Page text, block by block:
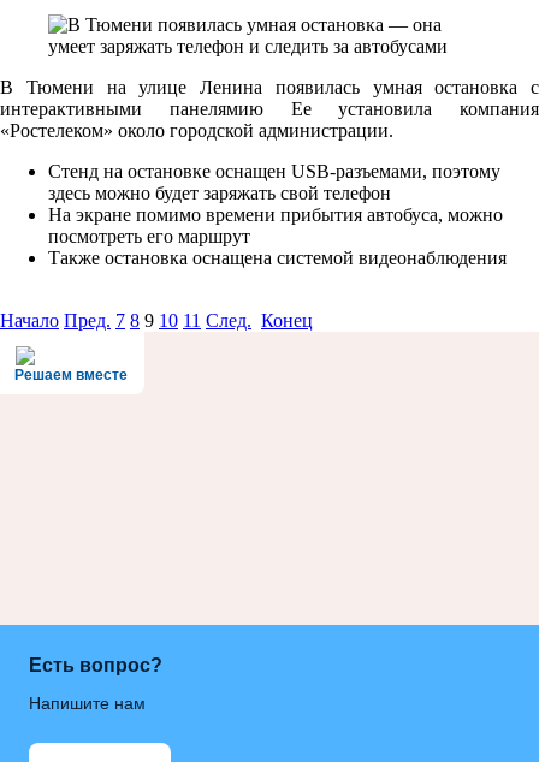
В Тюмени на улице Ленина появилась умная остановка с
интерактивными панелямию Ее установила компания
«Ростелеком» около городской администрации.
Стенд на остановке оснащен USB-разъемами, поэтому
здесь можно будет заряжать свой телефон
На экране помимо времени прибытия автобуса, можно
посмотреть его маршрут
Также остановка оснащена системой видеонаблюдения
Начало Пред. 7 8 9 10 11 След. Конец
Решаем вместе
Есть вопрос?
Напишите нам